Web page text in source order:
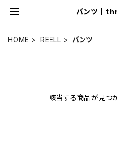
パンツ |
HOME REELL パンツ
該当する商品が見つ